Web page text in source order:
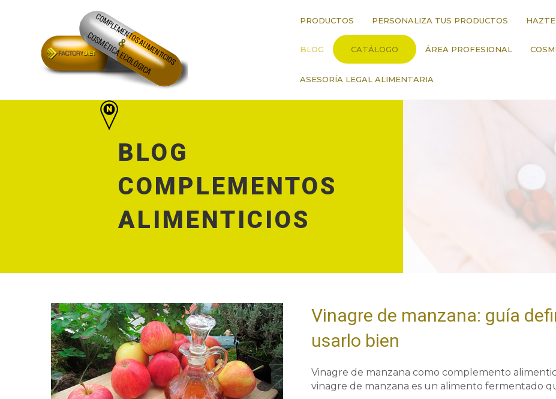
PRODUCTOS PERSONALIZA TUS PRODUCTOS
BLOG CATÁLOGO ÁREA PROFESIONAL
ASESORÍA LEGAL ALIMENTARIA
BLOG
COMPLEMENTOS
ALIMENTICIOS
Vinagre de manzana: guía
usarlo bien
Vinagre de manzana como complemento
vinagre de manzana es un alimento fermentado